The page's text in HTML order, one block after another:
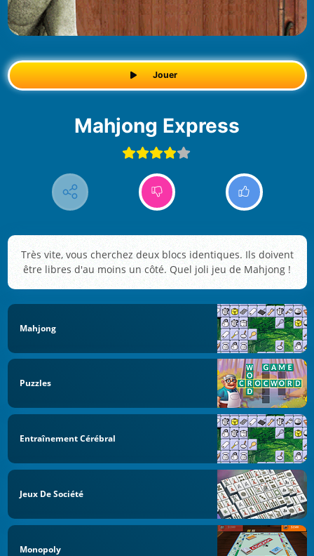
Jouer
Mahjong Express
Très vite, vous cherchez deux blocs identiques. Ils doivent
être libres d'au moins un côté. Quel joli jeu de Mahjong !
Mahjong
Puzzles
Entraînement Cérébral
Jeux De Société
Monopoly